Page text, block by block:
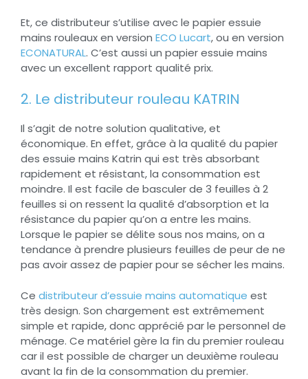
Et, ce distributeur s’utilise avec le papier essuie
mains rouleaux en version ECO Lucart, ou en version
ECONATURAL. C’est aussi un papier essuie mains
avec un excellent rapport qualité prix.
2. Le distributeur rouleau KATRIN
Il s’agit de notre solution qualitative, et
économique. En effet, grâce à la qualité du papier
des essuie mains Katrin qui est très absorbant
rapidement et résistant, la consommation est
moindre. Il est facile de basculer de 3 feuilles à 2
feuilles si on ressent la qualité d’absorption et la
résistance du papier qu’on a entre les mains.
Lorsque le papier se délite sous nos mains, on a
tendance à prendre plusieurs feuilles de peur de ne
pas avoir assez de papier pour se sécher les mains.
Ce distributeur d’essuie mains automatique est
très design. Son chargement est extrêmement
simple et rapide, donc apprécié par le personnel de
ménage. Ce matériel gère la fin du premier rouleau
car il est possible de charger un deuxième rouleau
avant la fin de la consommation du premier.